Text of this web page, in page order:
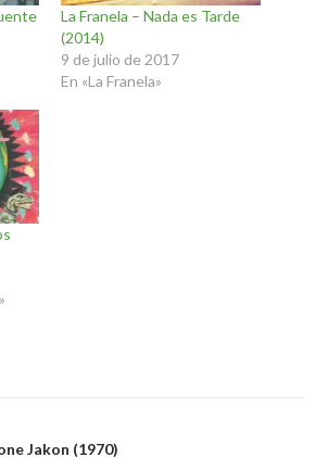
La Franela – Nada es Tarde
(2014)
9 de julio de 2017
En «La Franela»
Jakon (1970)